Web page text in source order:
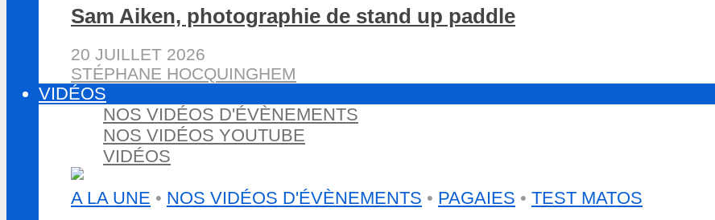
Sam Aiken, photographie de stand up paddle
20 JUILLET 2026
STÉPHANE HOCQUINGHEM
VIDÉOS
NOS VIDÉOS D'ÉVÈNEMENTS
NOS VIDÉOS YOUTUBE
VIDÉOS
A LA UNE • NOS VIDÉOS D'ÉVÈNEMENTS • PAGAIES • TEST MATOS